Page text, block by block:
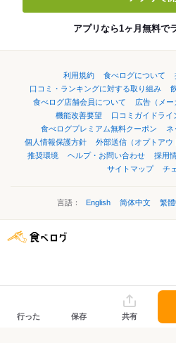
アプリなら1ヶ月無料で
利用規約 食べログについて
口コミ・ランキングに対する取り組み
食べログ店舗会員について
広告（メ
機能改善要望
口コミガイドライ
食べログプレミアム無料クーポン
ネ
個人情報保護方針
外部送信（オプトアウ
推奨環境
ヘルプ・お問い合わせ 採用
サイトマップ
チ
言語： English 简体中文 繁
行った 保存 共有